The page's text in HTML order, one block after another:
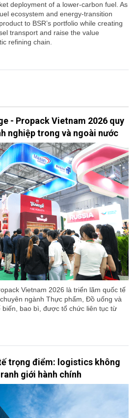
deployment of a lower-carbon fuel. As
ecosystem and energy-transition
to BSR’s portfolio while creating
transport and raise the value
refining chain.
- Propack Vietnam 2026 quy
nghiệp trong và ngoài nước
Vietnam 2026 là triển lãm quốc tế
ngành Thực phẩm, Đồ uống và
biến, bao bì, được tổ chức liên tục từ
trọng điểm: logistics không
giới hành chính